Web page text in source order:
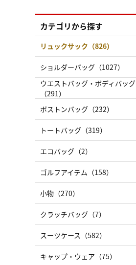
カテゴリから探す
リュックサック（826）
ショルダーバッグ（1027）
ウエストバッグ・ボディバッグ
（291）
ボストンバッグ（232）
トートバッグ（319）
エコバッグ（2）
ゴルフアイテム（158）
小物（270）
クラッチバッグ（7）
スーツケース（582）
キャップ・ウェア（75）